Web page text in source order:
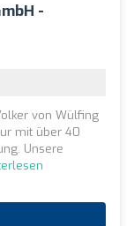
-
von Wülfing
mit über 40
Unsere